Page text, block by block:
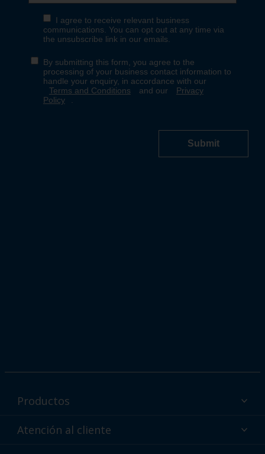
Productos
Productos de pintura en polvo Interpon por sector
Atención al cliente